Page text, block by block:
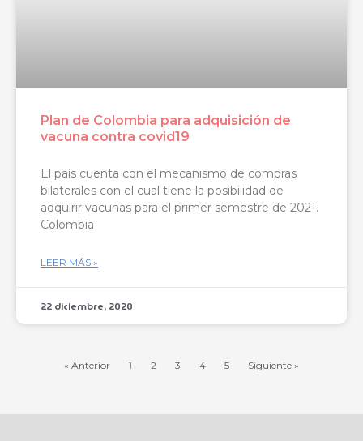
Plan de Colombia para adquisición de
vacuna contra covid19
El país cuenta con el mecanismo de compras
bilaterales con el cual tiene la posibilidad de
adquirir vacunas para el primer semestre de 2021.
Colombia
LEER MÁS »
22 diciembre, 2020
« Anterior 1 2 3 4 5 Siguiente »